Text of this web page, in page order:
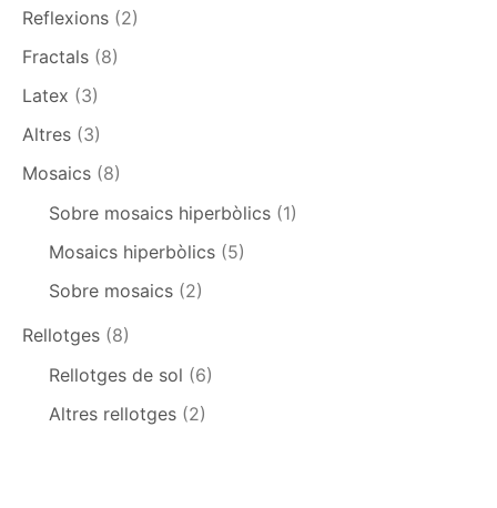
Reflexions (2)
Fractals (8)
Latex (3)
Altres (3)
Mosaics (8)
Sobre mosaics hiperbòlics (1)
Mosaics hiperbòlics (5)
Sobre mosaics (2)
Rellotges (8)
Rellotges de sol (6)
Altres rellotges (2)